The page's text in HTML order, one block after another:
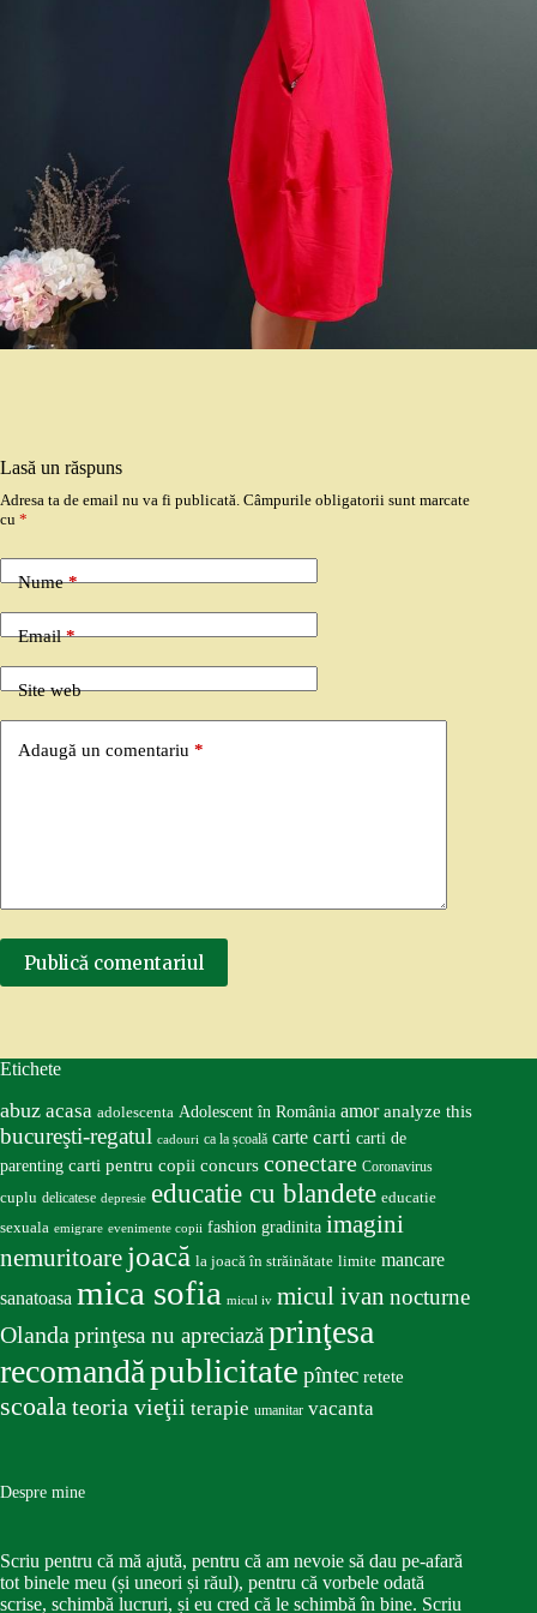
Lasă un răspuns
Adresa ta de email nu va fi publicată. Câmpurile obligatorii sunt marcate
cu *
Nume*
Email*
Site web
Adaugă un comentariu *
Publică comentariul
Etichete
abuz acasa adolescenta Adolescent în România amor analyze this
bucureşti-regatul cadouri ca la școală carte carti carti de
parenting carti pentru copii concurs conectare Coronavirus
cuplu delicatese depresie educatie cu blandete educatie
sexuala emigrare evenimente copii fashion gradinita imagini
nemuritoare joacă la joacă în străinătate limite mancare
sanatoasa mica sofia micul iv micul ivan nocturne
Olandaprinţesa nu apreciazăprinţesa
recomandăpublicitate pîntec retete
scoalateoria vieţii terapie umanitar vacanta
Despre mine
Scriu pentru că mă ajută, pentru că am nevoie să dau pe-afară
tot binele meu (și uneori și răul), pentru că vorbele odată
scrise, schimbă lucruri, și eu cred că le schimbă în bine. Scriu